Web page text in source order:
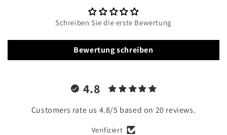
Schreiben Sie die erste Bewertung
Bewertung schreiben
4.8
Customers rate us 4.8/5 based on 20 reviews.
Verifiziert